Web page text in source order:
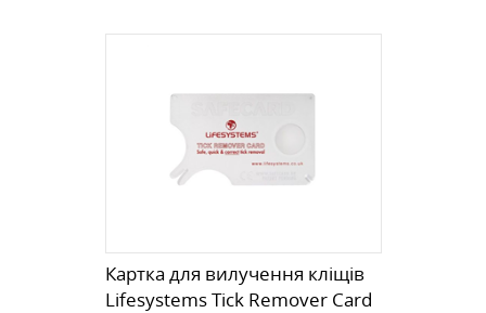
Картка для вилучення кліщів
Lifesystems Tick Remover Card